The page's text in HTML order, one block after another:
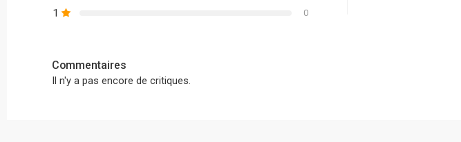
1 0
Commentaires
Il n'y a pas encore de critiques.